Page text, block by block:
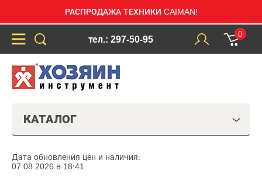
РАСПРОДАЖА ТЕХНИКИ CAIMAN!
тел.: 297-50-95
0
КАТАЛОГ
Дата обновления цен и наличия:
07.08.2026 в 18:41